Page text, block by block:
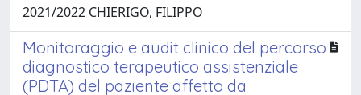
2021/2022 CHIERIGO, FILIPPO
Monitoraggio e audit clinico del percorso
diagnostico terapeutico assistenziale
(PDTA) del paziente affetto da